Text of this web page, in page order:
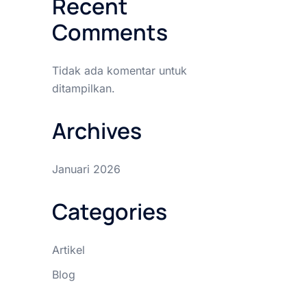
Recent
Comments
Tidak ada komentar untuk
ditampilkan.
Archives
Januari 2026
Categories
Artikel
Blog